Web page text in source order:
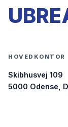
HOVEDKONTOR
Skibhusvej 109
5000 Odense,